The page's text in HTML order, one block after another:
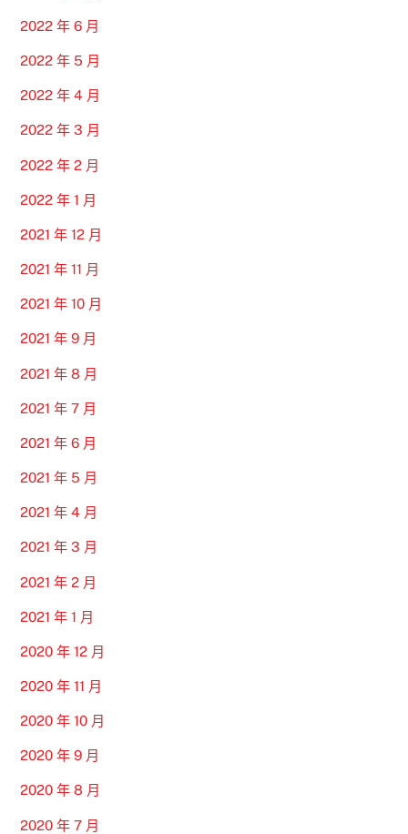
2022 年 6 月
2022 年 5 月
2022 年 4 月
2022 年 3 月
2022 年 2 月
2022 年 1 月
2021 年 12 月
2021 年 11 月
2021 年 10 月
2021 年 9 月
2021 年 8 月
2021 年 7 月
2021 年 6 月
2021 年 5 月
2021 年 4 月
2021 年 3 月
2021 年 2 月
2021 年 1 月
2020 年 12 月
2020 年 11 月
2020 年 10 月
2020 年 9 月
2020 年 8 月
2020 年 7 月